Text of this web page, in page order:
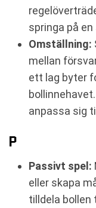
springa på
Omställning:
mellan
ett lag byter
anpassa sig
P
Passivt spel:
eller skapa
tilldela bollen